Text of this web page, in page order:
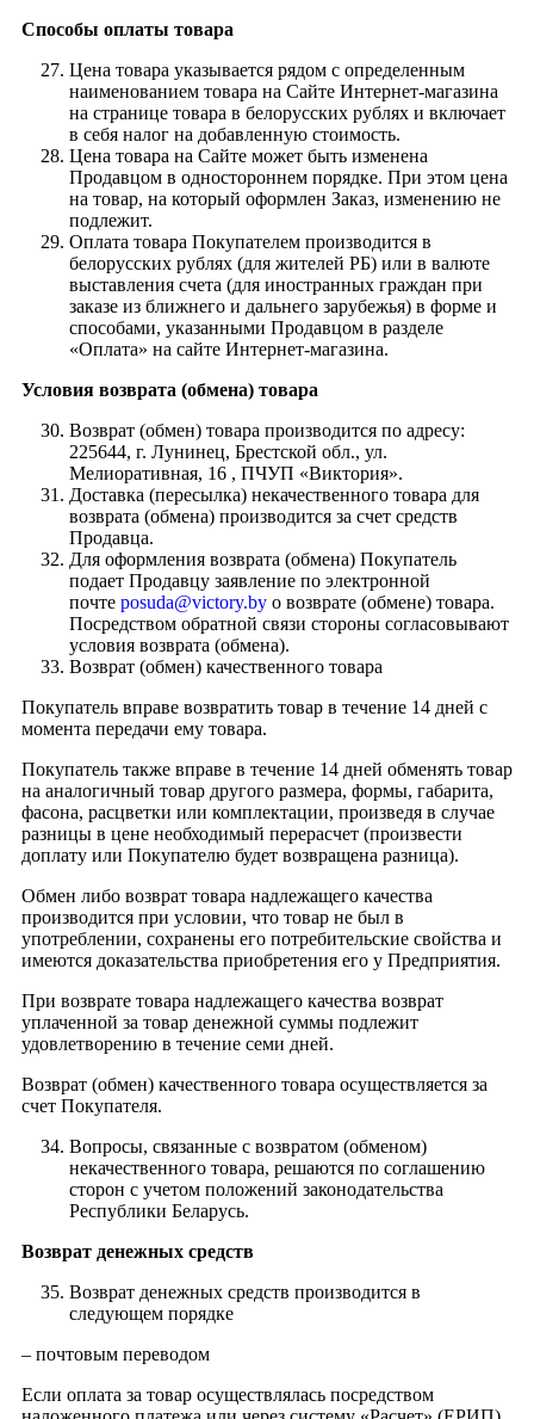
Способы оплаты товара
Цена товара указывается рядом с определенным
наименованием товара на Сайте Интернет-магазина
на странице товара в белорусских рублях и включает
в себя налог на добавленную стоимость.
Цена товара на Сайте может быть изменена
Продавцом в одностороннем порядке. При этом цена
на товар, на который оформлен Заказ, изменению не
подлежит.
Оплата товара Покупателем производится в
белорусских рублях (для жителей РБ) или в валюте
выставления счета (для иностранных граждан при
заказе из ближнего и дальнего зарубежья) в форме и
способами, указанными Продавцом в разделе
«Оплата» на сайте Интернет-магазина.
Условия возврата (обмена) товара
Возврат (обмен) товара производится по адресу:
225644, г. Лунинец, Брестской обл., ул.
Мелиоративная, 16 , ПЧУП «Виктория».
Доставка (пересылка) некачественного товара для
возврата (обмена) производится за счет средств
Продавца.
Для оформления возврата (обмена) Покупатель
подает Продавцу заявление по электронной
почте posuda@victory.by о возврате (обмене) товара.
Посредством обратной связи стороны согласовывают
условия возврата (обмена).
Возврат (обмен) качественного товара
Покупатель вправе возвратить товар в течение 14 дней с
момента передачи ему товара.
Покупатель также вправе в течение 14 дней обменять товар
на аналогичный товар другого размера, формы, габарита,
фасона, расцветки или комплектации, произведя в случае
разницы в цене необходимый перерасчет (произвести
доплату или Покупателю будет возвращена разница).
Обмен либо возврат товара надлежащего качества
производится при условии, что товар не был в
употреблении, сохранены его потребительские свойства и
имеются доказательства приобретения его у Предприятия.
При возврате товара надлежащего качества возврат
уплаченной за товар денежной суммы подлежит
удовлетворению в течение семи дней.
Возврат (обмен) качественного товара осуществляется за
счет Покупателя.
Вопросы, связанные с возвратом (обменом)
некачественного товара, решаются по соглашению
сторон с учетом положений законодательства
Республики Беларусь.
Возврат денежных средств
Возврат денежных средств производится в
следующем порядке
– почтовым переводом
Если оплата за товар осуществлялась посредством